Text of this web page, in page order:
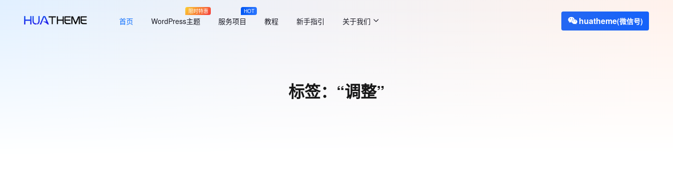
首页 WordPress主题
限时特惠
服务项目
HOT
教程 新手指引 关于我们 huatheme(微信号)
标签：“调整”